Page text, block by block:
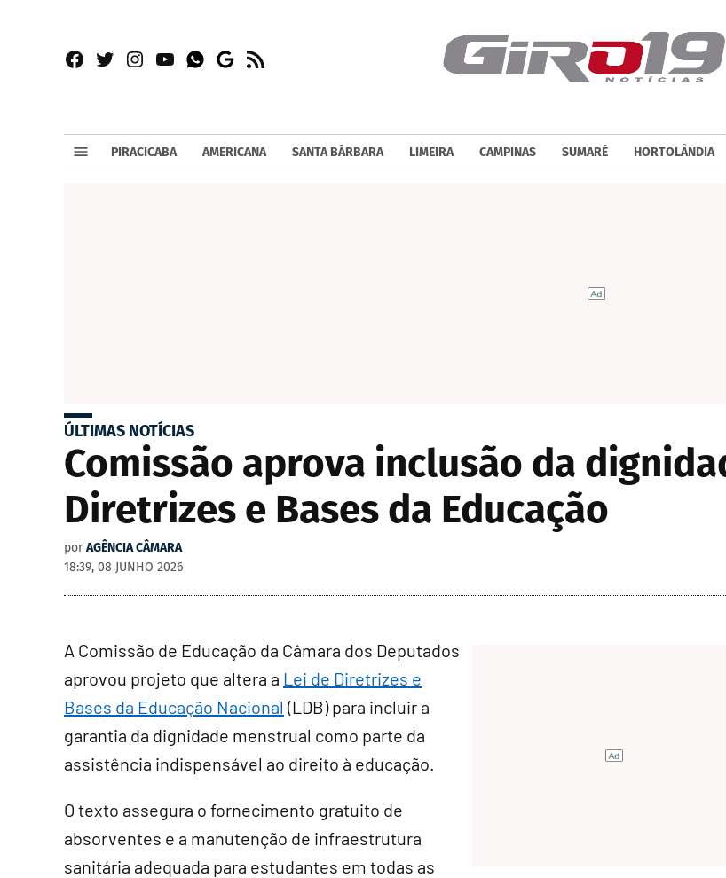
Facebook
TwitterInstagram
YouTubeWhatsapp
Google
RSS
PIRACICABA AMERICANA SANTA BÁRBARA LIMEIRA CAMPINAS SUMARÉ HORTOLÂNDIA
ÚLTIMAS NOTÍCIAS
Comissão aprova inclusão da
Diretrizes e Bases da Educação
por AGÊNCIA CÂMARA
18:39, 08 JUNHO 2026
A Comissão de Educação da Câmara dos Deputados
aprovou projeto que altera a Lei de Diretrizes e
Bases da Educação Nacional (LDB) para incluir a
garantia da dignidade menstrual como parte da
assistência indispensável ao direito à educação.
O texto assegura o fornecimento gratuito de
absorventes e a manutenção de infraestrutura
sanitária adequada para estudantes em todas as